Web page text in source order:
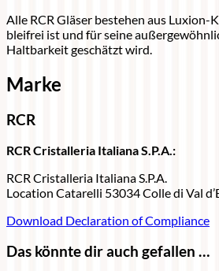
Alle RCR Gläser bestehen aus Luxion-
bleifrei ist und für seine
Haltbarkeit geschätzt wird.
Marke
RCR
RCR Cristalleria Italiana S.P.A.:
RCR Cristalleria Italiana S.P.A.
Location Catarelli 53034 Colle di Val
Download Declaration of Compliance
Das könnte dir auch gefallen …